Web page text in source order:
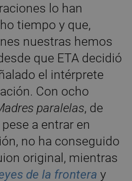
lo han
tiempo y que,
nuestras hemos
que ETA decidió
el intérprete
Con ocho
paralelas, de
pese a entrar en
no ha conseguido
original, mientras
de la frontera y